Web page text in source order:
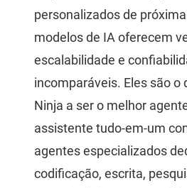
personalizados de
modelos de IA oferecem
escalabilidade e
incomparáveis. Eles são o
Ninja a ser o melhor
assistente tudo-em-um
agentes especializados
codificação, escrita,